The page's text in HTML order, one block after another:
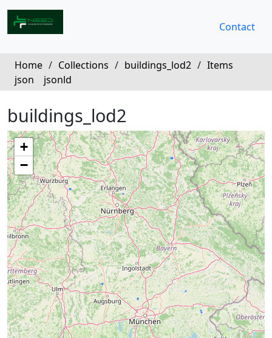
Contact
Home / Collections / buildings_lod2 / Items
json
jsonld
buildings_lod2
+
−